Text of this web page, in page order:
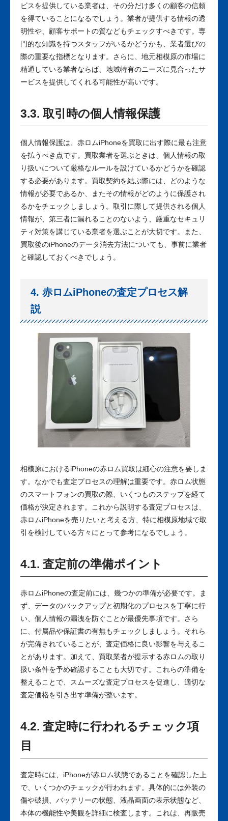
ビスを提供している業者は、その分だけ多くの顧客の信頼
を得ていることになるでしょう。業者が提供する情報の透
明性や、顧客サポートの質などもチェックすべきです。専
門的な知識を持つスタッフがいるかどうかも、業者選びの
際の重要な指標となります。さらに、地元相模原の市場に
精通している業者ならば、地域特有のニーズに見合ったサ
ービスを提供してくれる可能性が高いです。
3.3. 取引時の個人情報保護
個人情報保護は、赤ロムiPhoneを買取に出す際に最も注意
を払うべき点です。買取業者を選ぶときは、個人情報の取
り扱いについて厳格なルールを設けているかどうかを確認
する必要があります。買取契約を結ぶ際には、どのような
情報が必要であるか、またその情報がどのように保護され
るかをチェックしましょう。取引に際して提供される個人
情報が、第三者に漏れることのないよう、厳重なセキュリ
ティ対策を講じている業者を選ぶことが大切です。また、
買取後のiPhoneのデータ消去方法についても、事前に業者
と確認しておくべきでしょう。
4. 赤ロムiPhoneの査定プロセス解
説
相模原におけるiPhoneの赤ロム買取は細心の注意を要しま
す。なかでも査定プロセスの理解は重要です。赤ロム状態
のスマートフォンの買取の際、いくつものステップを経て
価格が決定されます。これから説明する査定プロセスは、
赤ロムiPhoneを売りたいと考える方、特に相模原地域で取
引を検討している方々にとって参考になるでしょう。
4.1. 査定前の準備ポイント
赤ロムiPhoneの査定前には、幾つかの準備が必要です。ま
ず、データのバックアップと初期化のプロセスを丁寧に行
い、個人情報の漏洩を防ぐことが最優先事項です。さら
に、付属品や保証書の有無もチェックしましょう。それら
が完備されていることが、査定価格に良い影響を与えるこ
とがあります。加えて、買取業者が提示する赤ロムの取り
扱い条件を予め確認することも大切です。これらの準備を
整えることで、スムーズな査定プロセスを促進し、適切な
査定価格を引き出す準備が整います。
4.2. 査定時に行われるチェック項
目
査定時には、iPhoneが赤ロム状態であることを確認した上
で、いくつかのチェックが行われます。具体的には外装の
傷や破損、バッテリーの状態、液晶画面の表示状態など、
本体の機能性や美観を詳細に検査します。これは、再販売